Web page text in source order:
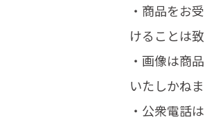
・商品をお
けることは
・画像は商
いたしかねま
・公衆電話